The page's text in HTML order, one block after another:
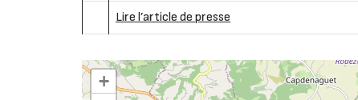
Lire l’article de presse
+